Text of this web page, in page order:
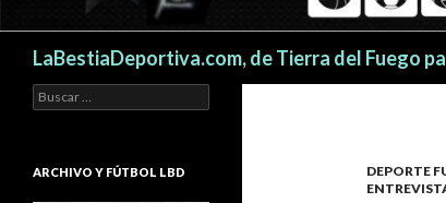
LaBestiaDeportiva.com, de Tierra del Fuego
DEPORTE
Buscar:
ARCHIVO Y FÚTBOL LBD